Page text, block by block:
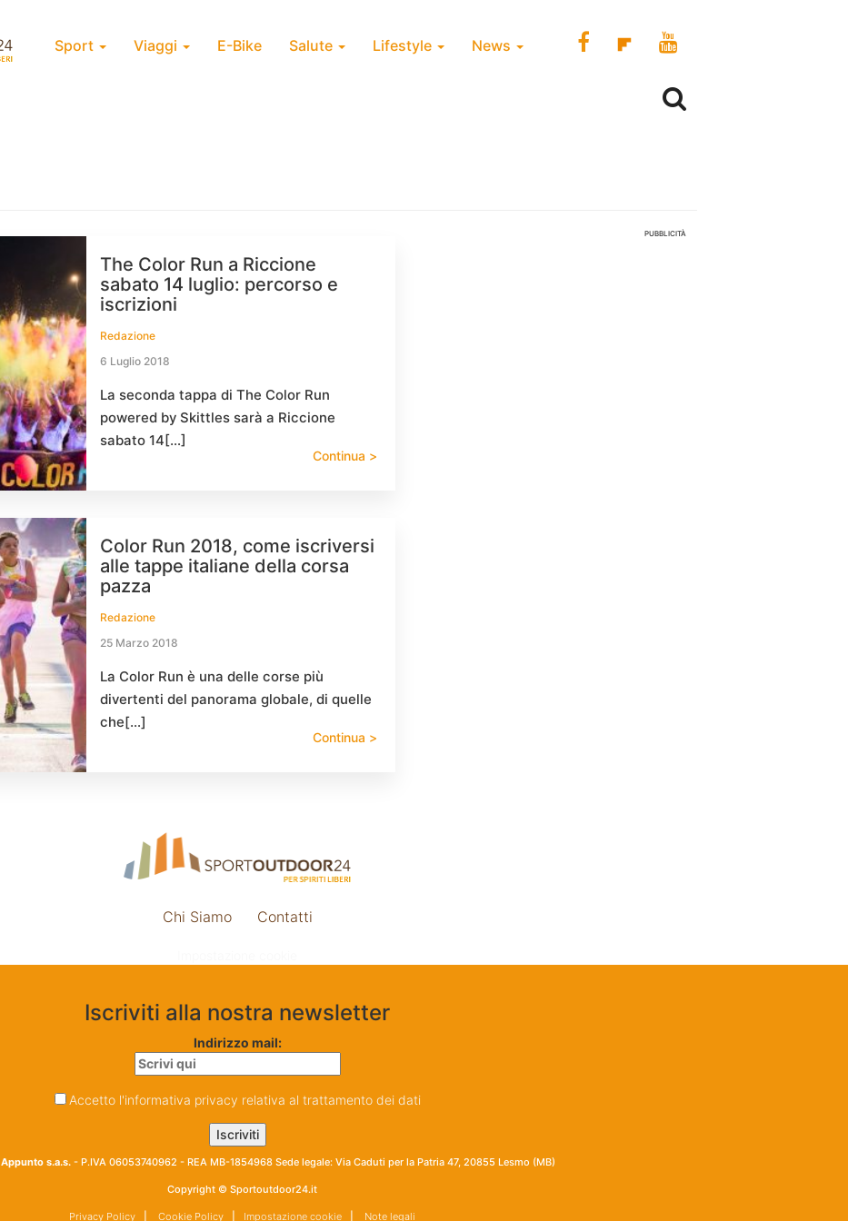
Sport Viaggi E-Bike Salute Lifestyle News
The Color Run a Riccione
sabato 14 luglio: percorso e
iscrizioni
Redazione
6 Luglio 2018
La seconda tappa di The Color Run
powered by Skittles sarà a Riccione
sabato 14[…]
Continua >
Color Run 2018, come iscriversi
alle tappe italiane della corsa
pazza
Redazione
25 Marzo 2018
La Color Run è una delle corse più
divertenti del panorama globale, di quelle
che[…]
Continua >
PUBBLICITÀ
Chi Siamo Contatti
Iscriviti alla nostra newsletter
Indirizzo mail:
Accetto l'informativa privacy relativa al trattamento dei dati
Appunto s.a.s. - P.IVA 06053740962 - REA MB-1854968 Sede legale: Via Caduti per la Patria 47, 20855 Lesmo (MB)
Copyright © Sportoutdoor24.it
Privacy Policy| Cookie Policy| Impostazione cookie| Note legali